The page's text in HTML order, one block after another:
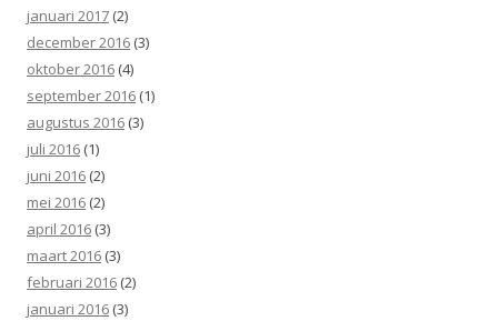
januari 2017 (2)
december 2016 (3)
oktober 2016 (4)
september 2016 (1)
augustus 2016 (3)
juli 2016 (1)
juni 2016 (2)
mei 2016 (2)
april 2016 (3)
maart 2016 (3)
februari 2016 (2)
januari 2016 (3)